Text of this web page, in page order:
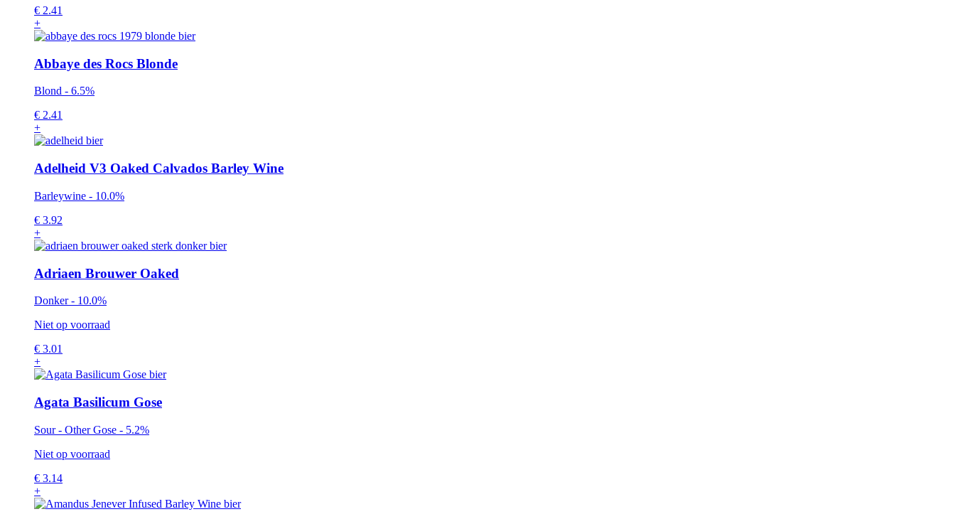
€ 2.41
+
Abbaye des Rocs Blonde
Blond - 6.5%
€ 2.41
+
Adelheid V3 Oaked Calvados Barley Wine
Barleywine - 10.0%
€ 3.92
+
Adriaen Brouwer Oaked
Donker - 10.0%
Niet op voorraad
€ 3.01
+
Agata Basilicum Gose
Sour - Other Gose - 5.2%
Niet op voorraad
€ 3.14
+